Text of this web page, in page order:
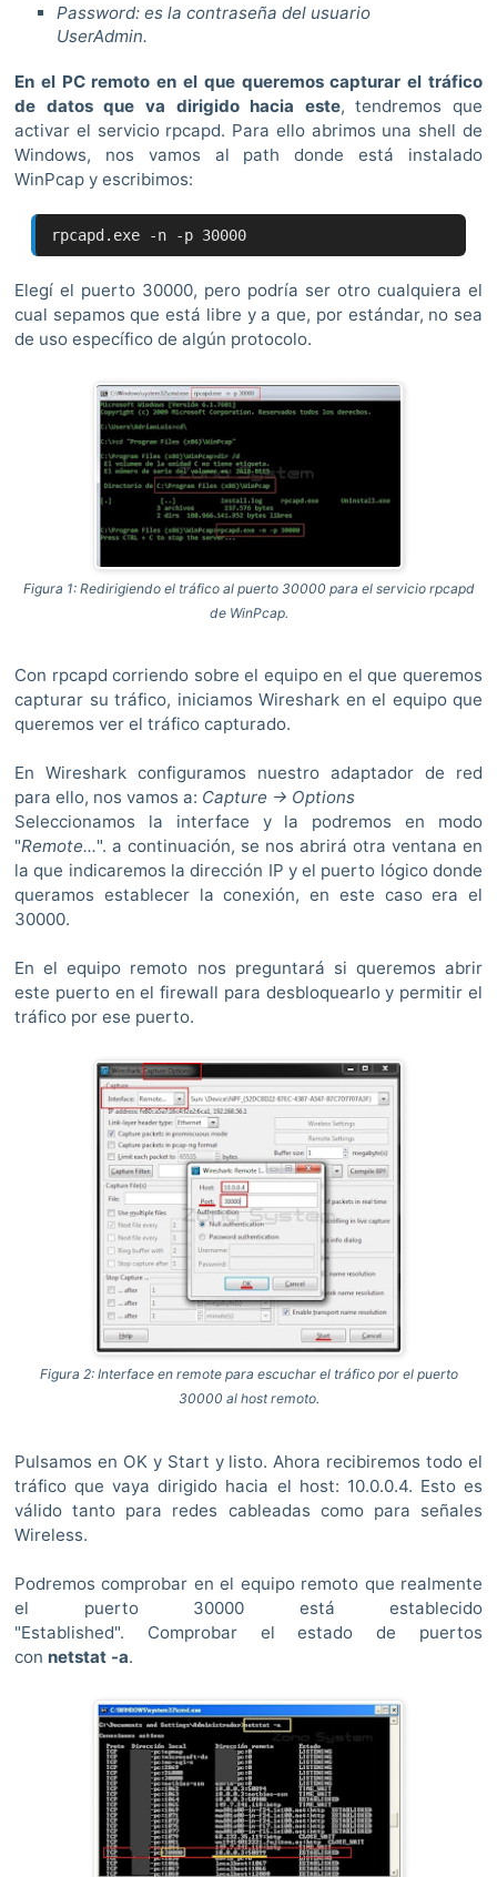
Password: es la contraseña del usuario
UserAdmin.
En el PC remoto en el que queremos capturar el tráfico
de datos que va dirigido hacia este, tendremos que
activar el servicio rpcapd. Para ello abrimos una shell de
Windows, nos vamos al path donde está instalado
WinPcap y escribimos:
rpcapd.exe -n -p 30000
Elegí el puerto 30000, pero podría ser otro cualquiera el
cual sepamos que está libre y a que, por estándar, no sea
de uso específico de algún protocolo.
Figura 1: Redirigiendo el tráfico al puerto 30000 para el servicio rpcapd
de WinPcap.
Con rpcapd corriendo sobre el equipo en el que queremos
capturar su tráfico, iniciamos Wireshark en el equipo que
queremos ver el tráfico capturado.
En Wireshark configuramos nuestro adaptador de red
para ello, nos vamos a: Capture -> Options
Seleccionamos la interface y la podremos en modo
"Remote...". a continuación, se nos abrirá otra ventana en
la que indicaremos la dirección IP y el puerto lógico donde
queramos establecer la conexión, en este caso era el
30000.
En el equipo remoto nos preguntará si queremos abrir
este puerto en el firewall para desbloquearlo y permitir el
tráfico por ese puerto.
Figura 2: Interface en remote para escuchar el tráfico por el puerto
30000 al host remoto.
Pulsamos en OK y Start y listo. Ahora recibiremos todo el
tráfico que vaya dirigido hacia el host: 10.0.0.4. Esto es
válido tanto para redes cableadas como para señales
Wireless.
Podremos comprobar en el equipo remoto que realmente
el puerto 30000 está establecido
"Established". Comprobar el estado de puertos
con netstat -a.